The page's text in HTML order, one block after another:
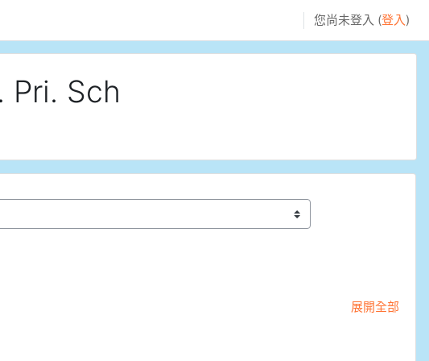
您尚未登入 (登入)
Sch
展開全部